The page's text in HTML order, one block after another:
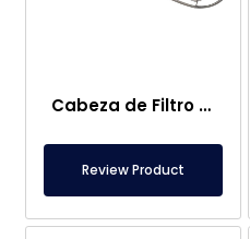
Cabeza de Filtro Magnético de Bolsa
Review Product